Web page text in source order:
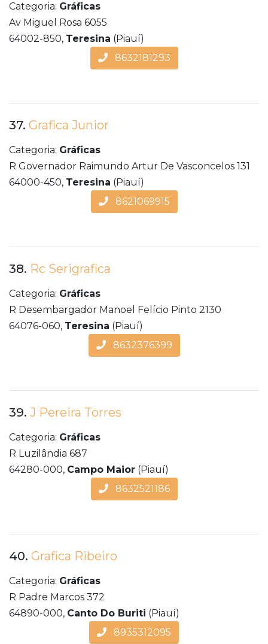
Categoria: Gráficas
Av Miguel Rosa 6055
64002-850, Teresina (Piauí)
8632181293
37. Grafica Junior
Categoria: Gráficas
R Governador Raimundo Artur De Vasconcelos 131
64000-450, Teresina (Piauí)
8621069915
38. Rc Serigrafica
Categoria: Gráficas
R Desembargador Manoel Felício Pinto 2130
64076-060, Teresina (Piauí)
8632376399
39. J Pereira Torres
Categoria: Gráficas
R Luzilândia 687
64280-000, Campo Maior (Piauí)
8632521186
40. Grafica Ribeiro
Categoria: Gráficas
R Padre Marcos 372
64890-000, Canto Do Buriti (Piauí)
8935312095